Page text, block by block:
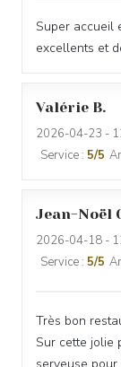
Super accueil
excellents et
Valérie B
2026-04-23 -
Service : 5/5
Jean-Noël
2026-04-18 -
Service : 5/5
Très bon
Sur cette jolie